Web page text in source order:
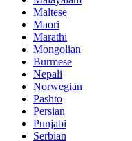
Maltese
Maori
Marathi
Mongolian
Burmese
Nepali
Norwegian
Pashto
Persian
Punjabi
Serbian